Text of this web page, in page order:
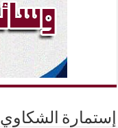
إستمارة الشكاوي